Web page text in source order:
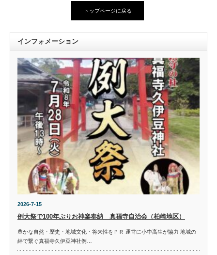
トップページに戻る
インフォメーション
2026-7-15
例大祭で100年ぶりお神楽奉納 真福寺自治会（柏崎地区）
豊かな自然・歴史・地域文化・将来性をＰＲ 運営に小中高生が協力 地域の
絆で繋ぐ真福寺久伊豆神社例…